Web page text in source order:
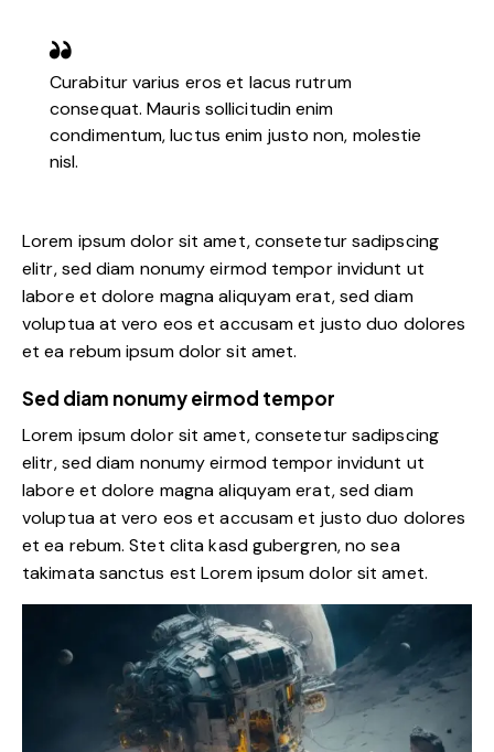
Curabitur varius eros et lacus rutrum
consequat. Mauris sollicitudin enim
condimentum, luctus enim justo non, molestie
nisl.
Lorem ipsum dolor sit amet, consetetur sadipscing
elitr, sed diam nonumy eirmod tempor invidunt ut
labore et dolore magna aliquyam erat, sed diam
voluptua at vero eos et accusam et justo duo dolores
et ea rebum ipsum dolor sit amet.
Sed diam nonumy eirmod tempor
Lorem ipsum dolor sit amet, consetetur sadipscing
elitr, sed diam nonumy eirmod tempor invidunt ut
labore et dolore magna aliquyam erat, sed diam
voluptua at vero eos et accusam et justo duo dolores
et ea rebum. Stet clita kasd gubergren, no sea
takimata sanctus est Lorem ipsum dolor sit amet.